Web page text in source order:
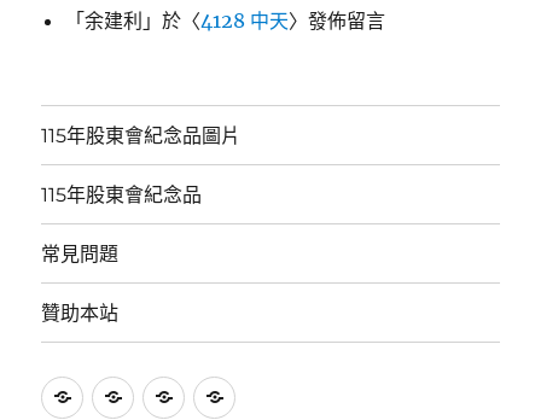
「余建利 」於〈4128 中天〉發佈留言
115年股東會紀念品圖片
115年股東會紀念品
常見問題
贊助本站
115
115
常
贊